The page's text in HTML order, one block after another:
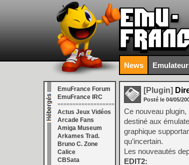
News
EmuFrance Forum
EmuFrance IRC
===================
Actus Jeux Vidéos
Arcade Fans
Amiga Museum
Arkames Trad.
Bruno C. Zone
Calice
CBSata
[Plugin]
Posté le 04/05/
Ce nouveau
destiné aux
graphique
qu’incertain.
Les nouveautés
EDIT2: